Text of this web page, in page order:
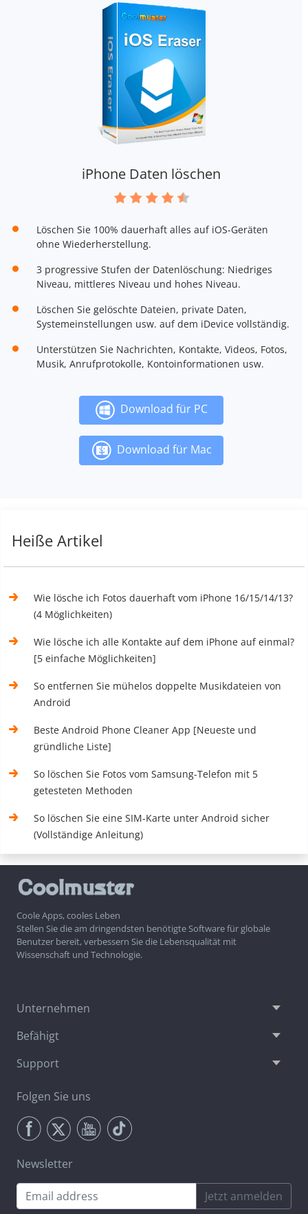
iPhone Daten löschen
Löschen Sie 100% dauerhaft alles auf iOS-Geräten
ohne Wiederherstellung.
3 progressive Stufen der Datenlöschung: Niedriges
Niveau, mittleres Niveau und hohes Niveau.
Löschen Sie gelöschte Dateien, private Daten,
Systemeinstellungen usw. auf dem iDevice vollständig.
Unterstützen Sie Nachrichten, Kontakte, Videos, Fotos,
Musik, Anrufprotokolle, Kontoinformationen usw.
Download für PC
Download für Mac
Heiße Artikel
Wie lösche ich Fotos dauerhaft vom iPhone 16/15/14/13?
(4 Möglichkeiten)
Wie lösche ich alle Kontakte auf dem iPhone auf einmal?
[5 einfache Möglichkeiten]
So entfernen Sie mühelos doppelte Musikdateien von
Android
Beste Android Phone Cleaner App [Neueste und
gründliche Liste]
So löschen Sie Fotos vom Samsung-Telefon mit 5
getesteten Methoden
So löschen Sie eine SIM-Karte unter Android sicher
(Vollständige Anleitung)
Coole Apps, cooles Leben
Stellen Sie die am dringendsten benötigte Software für globale
Benutzer bereit, verbessern Sie die Lebensqualität mit
Wissenschaft und Technologie.
Unternehmen
Befähigt
Support
Folgen Sie uns
Newsletter
Jetzt anmelden